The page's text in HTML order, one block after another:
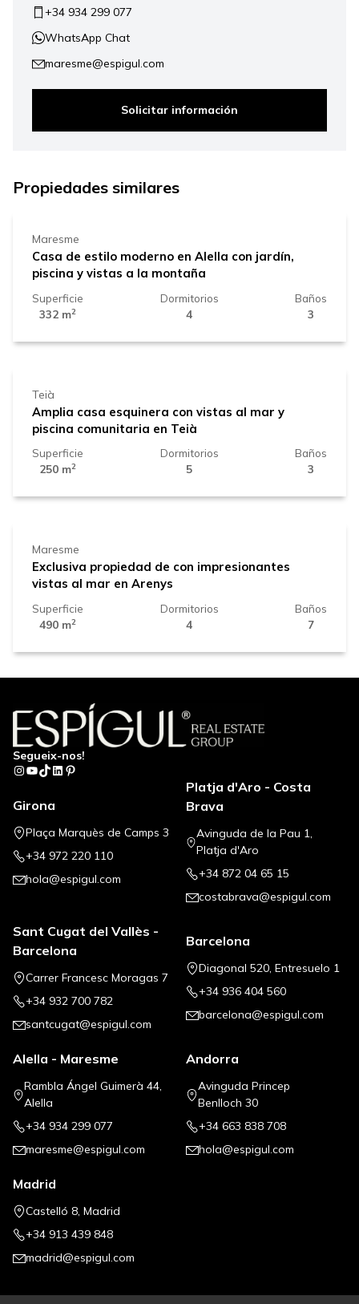
+34 934 299 077
WhatsApp Chat
maresme@espigul.com
Solicitar información
Propiedades similares
1.045.000 €
Maresme
Casa de estilo moderno en Alella con jardín,
piscina y vistas a la montaña
Superficie
332 m2
Dormitorios
4
Baños
3
690.000 €
Teià
Amplia casa esquinera con vistas al mar y
piscina comunitaria en Teià
Superficie
250 m2
Dormitorios
5
Baños
3
2.400.000 €
Maresme
Exclusiva propiedad de con impresionantes
vistas al mar en Arenys
Superficie
490 m2
Dormitorios
4
Baños
7
Segueix-nos!
Instagram
YouTube
TikTok
LinkedIn
Pinterest
Girona
Plaça Marquès de Camps 3
+34 972 220 110
hola@espigul.com
Platja d'Aro - Costa
Brava
Avinguda de la Pau 1,
Platja d'Aro
+34 872 04 65 15
costabrava@espigul.com
Sant Cugat del Vallès -
Barcelona
Carrer Francesc Moragas 7
+34 932 700 782
santcugat@espigul.com
Barcelona
Diagonal 520, Entresuelo 1
+34 936 404 560
barcelona@espigul.com
Alella - Maresme
Rambla Ángel Guimerà 44,
Alella
+34 934 299 077
maresme@espigul.com
Andorra
Avinguda Princep
Benlloch 30
+34 663 838 708
hola@espigul.com
Madrid
Castelló 8, Madrid
+34 913 439 848
madrid@espigul.com